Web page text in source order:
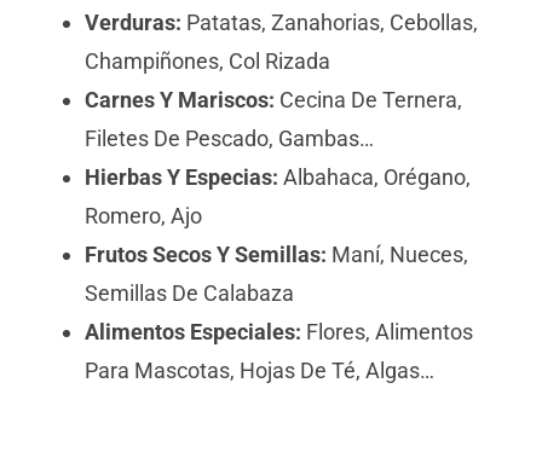
Verduras: Patatas, Zanahorias, Cebollas,
Champiñones, Col Rizada
Carnes Y Mariscos: Cecina De Ternera,
Filetes De Pescado, Gambas…
Hierbas Y Especias: Albahaca, Orégano,
Romero, Ajo
Frutos Secos Y Semillas: Maní, Nueces,
Semillas De Calabaza
Alimentos Especiales: Flores, Alimentos
Para Mascotas, Hojas De Té, Algas…